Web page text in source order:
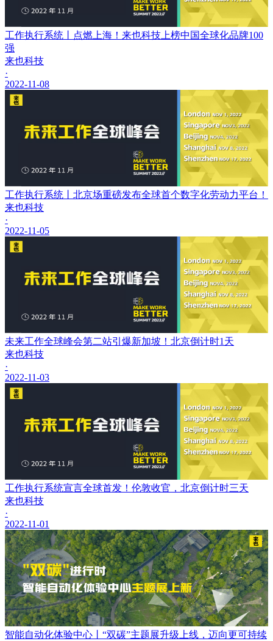
工作执行系统丨点燃上海！来也科技上榜中国全球化品牌100
强
来也科技
·
2022-11-08
工作执行系统丨北京场重磅发布全球首个数字化劳动力平台！
来也科技
·
2022-11-05
未来工作全球峰会第二站引爆新加坡！北京倒计时1天
来也科技
·
2022-11-03
工作执行系统宣言全球首发！伦敦收官，北京倒计时三天
来也科技
·
2022-11-01
智能自动化体验中心丨“双碳”主题展升级上线，迈向更可持续